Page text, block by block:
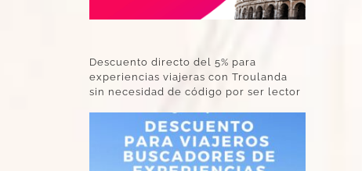
Descuento directo del 5% para
experiencias viajeras con Troulanda
sin necesidad de código por ser lector